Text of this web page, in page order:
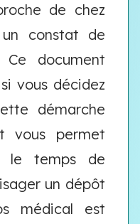
de chez
constat de
Ce document
vous décidez
démarche
vous permet
le temps de
un dépôt
médical est